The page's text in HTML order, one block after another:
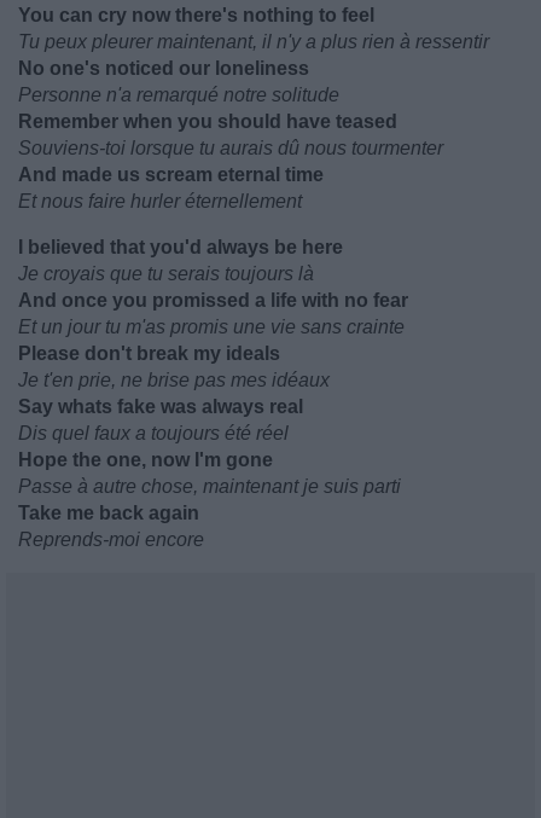
You can cry now there's nothing to feel
Tu peux pleurer maintenant, il n'y a plus rien à ressentir
No one's noticed our loneliness
Personne n'a remarqué notre solitude
Remember when you should have teased
Souviens-toi lorsque tu aurais dû nous tourmenter
And made us scream eternal time
Et nous faire hurler éternellement
I believed that you'd always be here
Je croyais que tu serais toujours là
And once you promissed a life with no fear
Et un jour tu m'as promis une vie sans crainte
Please don't break my ideals
Je t'en prie, ne brise pas mes idéaux
Say whats fake was always real
Dis quel faux a toujours été réel
Hope the one, now I'm gone
Passe à autre chose, maintenant je suis parti
Take me back again
Reprends-moi encore